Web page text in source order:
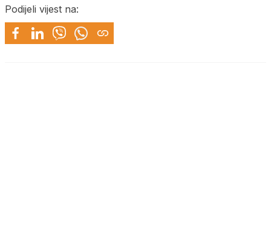
Podijeli vijest na: